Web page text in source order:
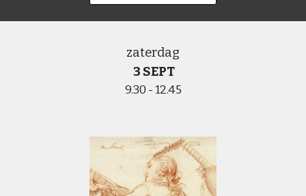
zaterdag
3 SEPT
9.30 - 12.45